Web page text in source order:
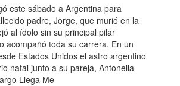
este sábado a Argentina para
padre, Jorge, que murió en la
al ídolo sin su principal pilar
acompañó toda su carrera. En un
Estados Unidos el astro argentino
natal junto a su pareja, Antonella
Llega Me